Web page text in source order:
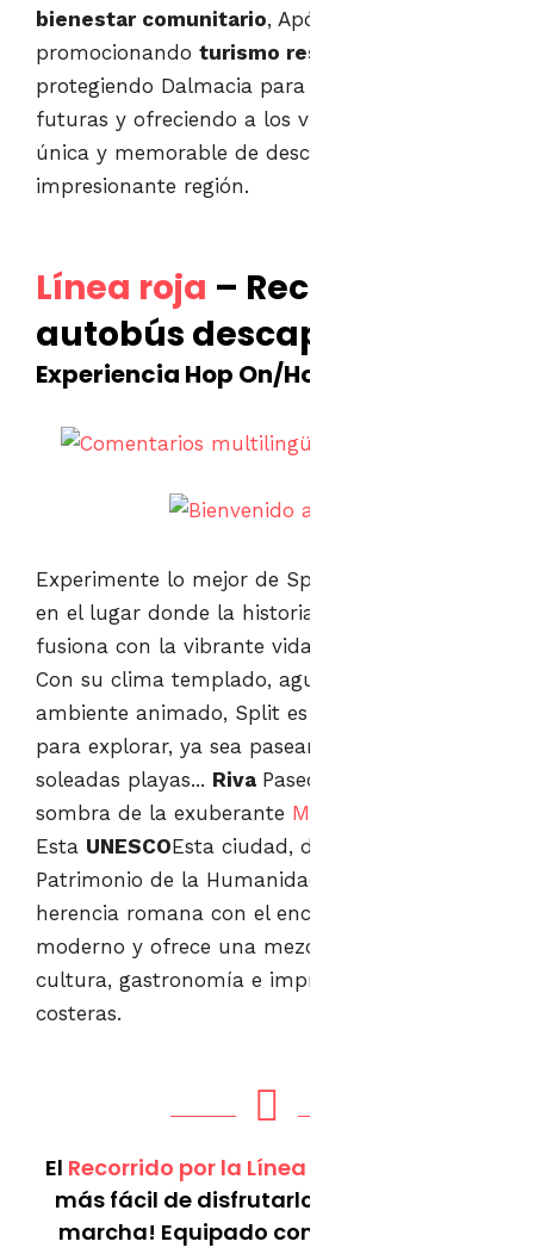
bienestar comunitario, Apódos continúa
promocionando turismo responsable
protegiendo Dalmacia para las generaciones
futuras y ofreciendo a los viajeros una forma
única y memorable de descubrir esta
impresionante región.
Línea roja – Recorrido en
autobús descapotable
Experiencia Hop On/Hop Off
Experimente lo mejor de Split CitySightseeing,
en el lugar donde la historia antigua se
fusiona con la vibrante vida mediterránea.
Con su clima templado, aguas cristalinas y un
ambiente animado, Split es el destino perfecto
para explorar, ya sea paseando por las
soleadas playas... Riva Paseo o disfrutar de la
sombra de la exuberante Marjan
Esta UNESCOEsta ciudad, declarada
Patrimonio de la Humanidad, combina la
herencia romana con el encanto dálmata
moderno y ofrece una mezcla única de
cultura, gastronomía e impresionantes vistas
costeras.
El Recorrido por la Línea Roja
más fácil de disfrutarlo todo, ¡sobre la
marcha! Equipado con tecnología de